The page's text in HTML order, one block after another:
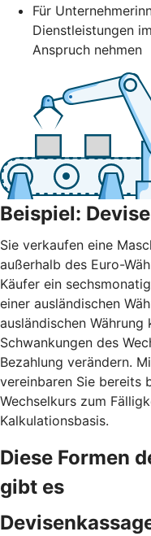
Für
Dienstleistungen
Anspruch nehmen
Beispiel:
Sie verkaufen eine
außerhalb des Euro-
Käufer ein
einer ausländischen
ausländischen
Schwankungen des
Bezahlung verändern.
vereinbaren Sie bereits
Wechselkurs zum
Kalkulationsbasis.
Diese Formen
gibt es